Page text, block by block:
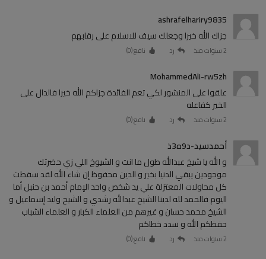
ashrafelhariry9835
جزاك الله خيرا وجعلك سيف للاسلام على رقابهم
2 سنوات منذ رد نافع (0
)
MohammedAli-rw5zh
علقوا على المنشور لكي تعم الفائدة جزاكم الله خيرا فالدال على
الخير كفاعله
2 سنوات منذ رد نافع (0
)
أحمدسيد-د9ه3ذ
و الله يا شيخ عبدالله طول ما انت و الشيوخ اللي زي حضرتك
موجودين يبقي الدنيا بخير و الدين محفوظ إن شاء الله لقد سقطت
كل محاولات المعتزلة علي يد شخص واحد الإمام أحمد بن حنبل أما
اليوم فالحمد لله لدينا الشيخ عبدالله رشدي و الشيخ وليد إسماعيل و
الشيخ محمد حسان و غيرهم من العلماء الكبار و العلماء الشباب
حفظكم الله و سدد خطاكم
2 سنوات منذ رد نافع (0
)